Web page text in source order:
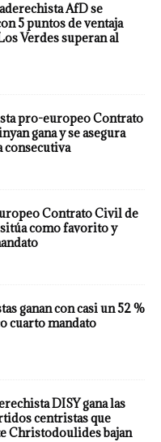
AfD se
5 puntos de ventaja
Verdes superan al
pro-europeo Contrato
gana y se asegura
consecutiva
Contrato Civil de
como favorito y
ganan con casi un 52 %
cuarto mandato
DISY gana las
centristas que
Christodoulides bajan